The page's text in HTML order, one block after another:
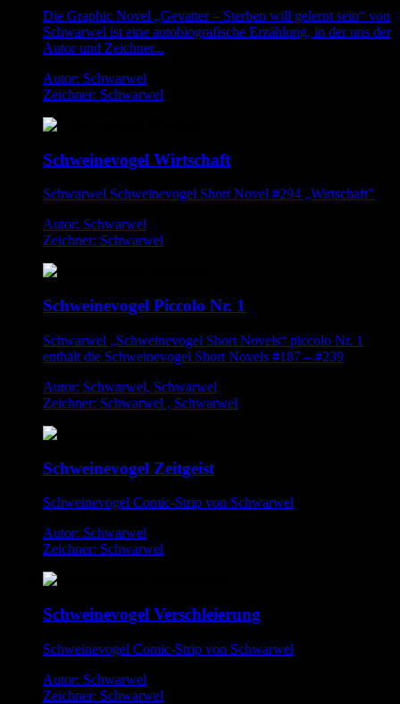
Die Graphic Novel „Gevatter – Sterben will gelernt sein“ von
Schwarwel ist eine autobiografische Erzählung, in der uns der
Autor und Zeichner...
Autor: Schwarwel
Zeichner: Schwarwel
Schweinevogel Wirtschaft
Schwarwel Schweinevogel Short Novel #294 „Wirtschaft”
Autor: Schwarwel
Zeichner: Schwarwel
Schweinevogel Piccolo Nr. 1
Schwarwel „Schweinevogel Short Novels“ piccolo Nr. 1
enthält die Schweinevogel Short Novels #187 – #239
Autor: Schwarwel, Schwarwel
Zeichner: Schwarwel , Schwarwel
Schweinevogel Zeitgeist
Schweinevogel Comic-Strip von Schwarwel
Autor: Schwarwel
Zeichner: Schwarwel
Schweinevogel Verschleierung
Schweinevogel Comic-Strip von Schwarwel
Autor: Schwarwel
Zeichner: Schwarwel